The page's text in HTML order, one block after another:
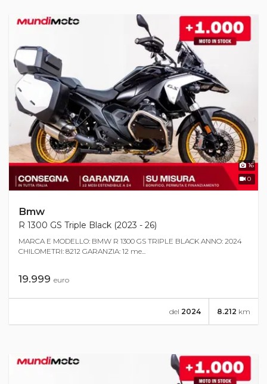
16
0
Bmw
R 1300 GS Triple Black (2023 - 26)
MARCA E MODELLO: BMW R 1300 GS TRIPLE BLACK ANNO: 2024
CHILOMETRI: 8212 GARANZIA: 12 me...
19.999 euro
8.212 km
del 2024